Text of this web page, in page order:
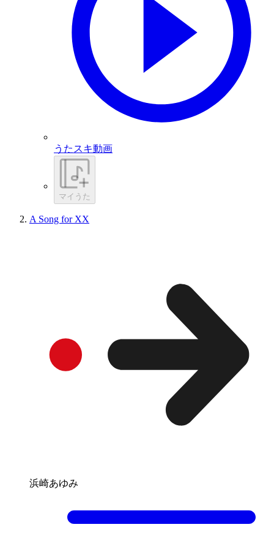
うたスキ動画
マイうた
A Song for XX
浜崎あゆみ